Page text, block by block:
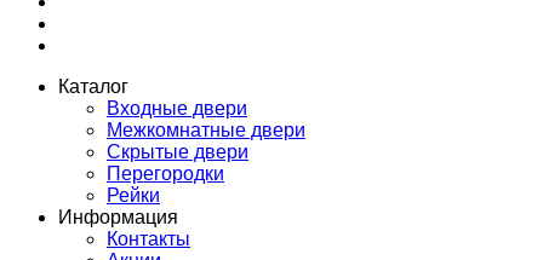
Каталог
Входные двери
Межкомнатные двери
Скрытые двери
Перегородки
Рейки
Информация
Контакты